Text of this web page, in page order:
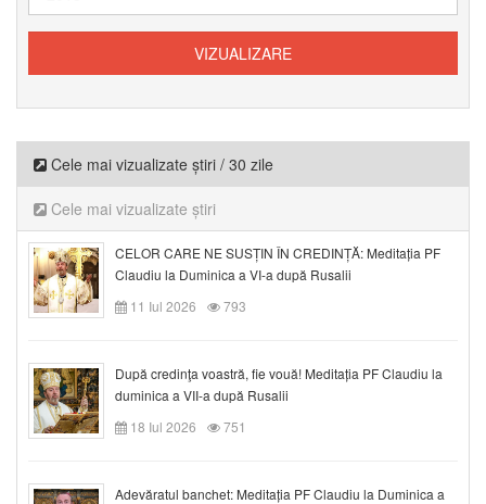
Cele mai vizualizate știri / 30 zile
Cele mai vizualizate știri
CELOR CARE NE SUSȚIN ÎN CREDINȚĂ: Meditația PF
Claudiu la Duminica a VI-a după Rusalii
11 Iul 2026
793
După credinţa voastră, fie vouă! Meditația PF Claudiu la
duminica a VII-a după Rusalii
18 Iul 2026
751
Adevăratul banchet: Meditația PF Claudiu la Duminica a